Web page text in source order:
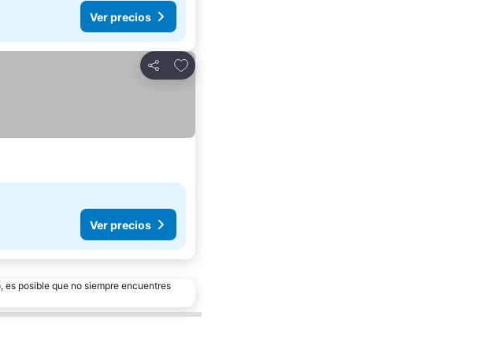
Ver precios
Compartir
Agregar a favoritos
Ver precios
posible que no siempre encuentres